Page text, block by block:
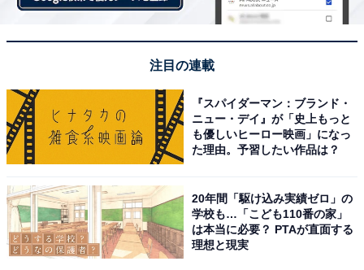
『風間公親 －教場0－』（フジテレビ系）での隼田聖子
役など、シリアスもコメディーもこなす実力派俳優とし
て、幅広い世代から支持を得ています。
回答者からは、「ダントツでこの人しかいない（30代男
性／埼玉県）」「いっしょにビールを飲みながら、いろ
いろな話がしたいと思ったから（50代男性／千葉県）」
し、のんびりしていそうだから（30代男性／島根県）」
などのコメントが寄せられました。
注目の連載
『スパイダーマン：ブランド・
ニュー・デイ』が「史上もっと
も優しいヒーロー映画」になっ
た理由。予習したい作品は？
20年間「駆け込み実績ゼロ」の
学校も…「こども110番の家」
は本当に必要？ PTAが直面する
理想と現実